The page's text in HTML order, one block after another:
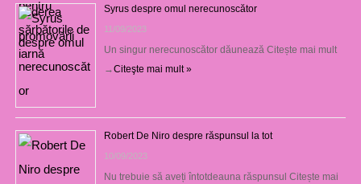
Syrus despre omul nerecunoscător
11/09/2023
Un singur nerecunoscător dăunează Citește mai mult
→Citeşte mai mult »
Robert De Niro despre răspunsul la tot
10/09/2023
Nu trebuie să aveți întotdeauna răspunsul Citește mai